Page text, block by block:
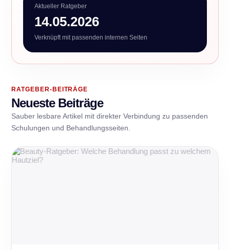
Aktueller Ratgeber
14.05.2026
Verknüpft mit passenden internen Seiten
RATGEBER-BEITRÄGE
Neueste Beiträge
Sauber lesbare Artikel mit direkter Verbindung zu passenden
Schulungen und Behandlungsseiten.